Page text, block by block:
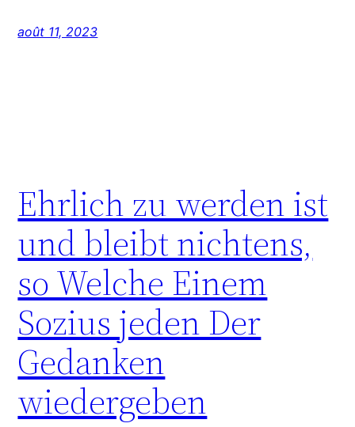
août 11, 2023
Ehrlich zu werden ist
und bleibt nichtens,
so Welche Einem
Sozius jeden Der
Gedanken
wiedergeben